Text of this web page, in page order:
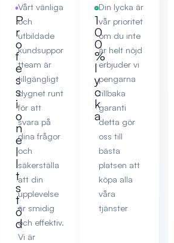
P
r
o
f
e
s
s
i
o
n
e
l
l
t
s
t
ö
d
Vårt vänliga
och
utbildade
kundsuppor
tteam är
tillgängligt
dygnet runt
för att
svara på
dina frågor
och
säkerställa
att din
upplevelse
är smidig
och effektiv.
Vi är
1
0
0
%
l
y
c
k
a
Din lycka är
vår prioritet
om du inte
är helt nöjd
erbjuder vi
pengarna
tillbaka
garanti
detta gör
oss till
bästa
platsen att
köpa alla
våra
tjänster